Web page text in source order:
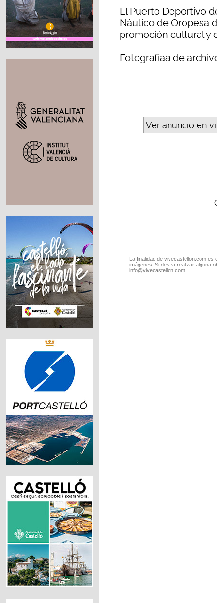
El Puerto Deportivo
Náutico de Oropesa
promoción cultural y
Fotografíaa de
Ver anuncio en
La finalidad de vivecastellon.com
imágenes. Si desea realizar alguna
info@vivecastellon.com